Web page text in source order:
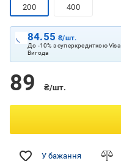
200 400
84.55₴/шт.
До -10% з суперкредиткою Visa
Вигода
89 ₴/шт.
У бажання